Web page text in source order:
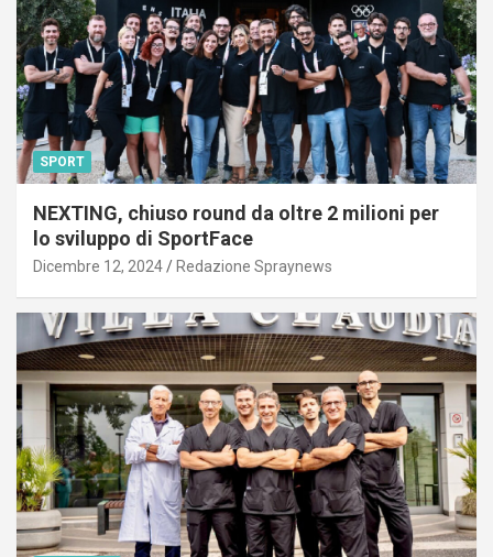
SPORT
NEXTING, chiuso round da oltre 2 milioni per
lo sviluppo di SportFace
Dicembre 12, 2024 Redazione Spraynews